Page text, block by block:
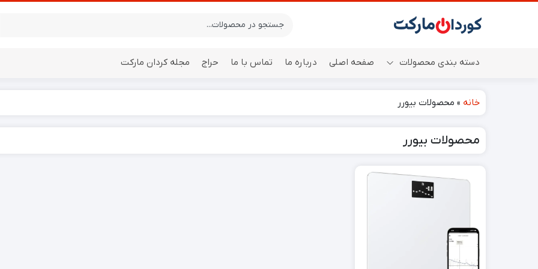
دسته بندی محصولات صفحه اصلی درباره ما تماس با ما حراج مجله کردان مارکت
خانه » محصولات بیورر
محصولات بیورر